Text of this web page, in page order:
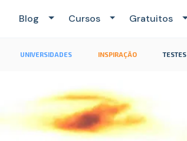
Blog Cursos Gratuitos
UNIVERSIDADES INSPIRAÇÃO TESTES